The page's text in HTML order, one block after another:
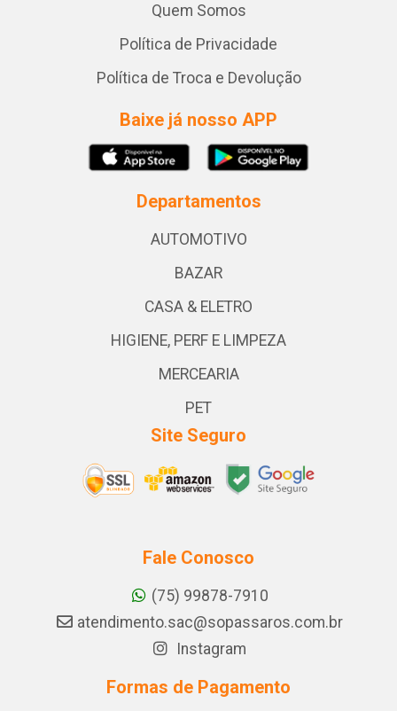
Quem Somos
Política de Privacidade
Política de Troca e Devolução
Baixe já nosso APP
Departamentos
AUTOMOTIVO
BAZAR
CASA & ELETRO
HIGIENE, PERF E LIMPEZA
MERCEARIA
PET
Site Seguro
Fale Conosco
(75) 99878-7910
atendimento.sac@sopassaros.com.br
Instagram
Formas de Pagamento